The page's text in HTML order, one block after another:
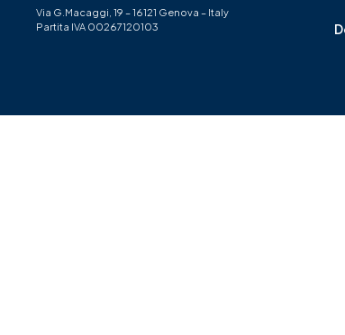
Via G.Macaggi, 19 – 16121 Genova – Italy
Partita IVA 00267120103